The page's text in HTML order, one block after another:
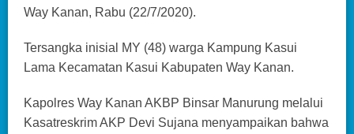
Way Kanan, Rabu (22/7/2020).
Tersangka inisial MY (48) warga Kampung Kasui
Lama Kecamatan Kasui Kabupaten Way Kanan.
Kapolres Way Kanan AKBP Binsar Manurung melalui
Kasatreskrim AKP Devi Sujana menyampaikan bahwa